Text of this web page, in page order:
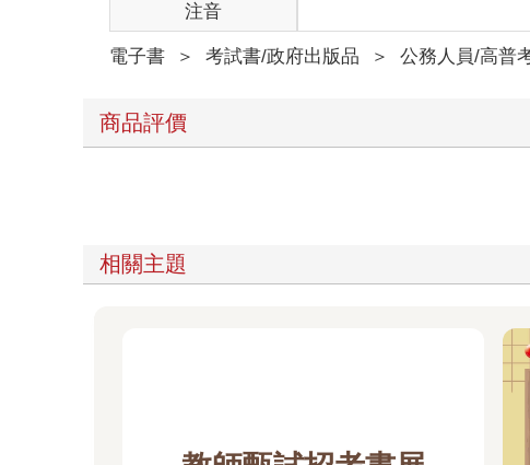
注音
電子書 ＞ 考試書/政府出版品 ＞ 公務人員/高普
商品評價
相關主題